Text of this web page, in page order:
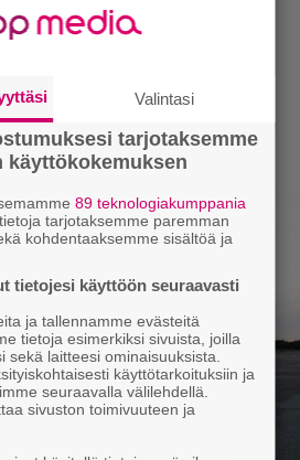
suosituksi lähteeksi
Valintasi
tarjotaksemme
käyttökokemuksen
89 teknologiakumppania
tarjotaksemme paremman
kohdentaaksemme sisältöä ja
tietojesi käyttöön seuraavasti
ja tallennamme evästeitä
tietoja esimerkiksi sivuista, joilla
sekä laitteesi ominaisuuksista.
käyttötarkoituksiin ja
seuraavalla välilehdellä.
sivuston toimivuuteen ja